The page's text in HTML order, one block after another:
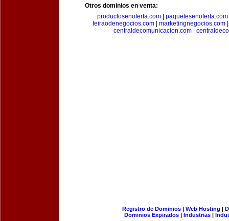
Otros dominios en venta:
productosenoferta.com| paquetesenoferta.com
feiraodenegocios.com
marketingnegocios.com
centraldecomunicacion.com
Registro de Dominios| Web Hosting |
Dominios Expirados | Industrias |